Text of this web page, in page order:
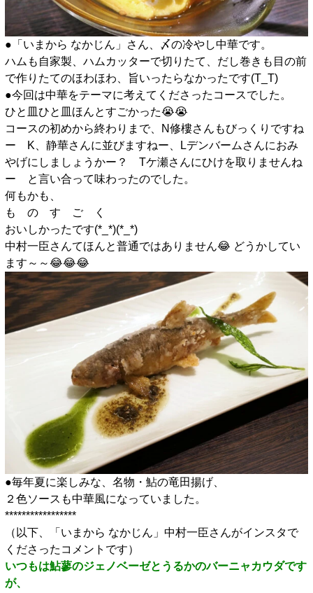
●「いまから なかじん」さん、〆の冷やし中華です。
ハムも自家製、ハムカッターで切りたて、だし巻きも目の前
で作りたてのほわほわ、旨いったらなかったです(T_T)
●今回は中華をテーマに考えてくださったコースでした。
ひと皿ひと皿ほんとすごかった😭😭
コースの初めから終わりまで、N修樓さんもびっくりですね
ー K、静華さんに並びますねー、Lデンバームさんにおみ
やげにしましょうかー？ Tケ瀬さんにひけを取りませんね
ー と言い合って味わったのでした。
何もかも、
も の す ご く
おいしかったです(*_*)(*_*)
中村一臣さんてほんと普通ではありません😂 どうかしてい
ます～～😂😂😂
●毎年夏に楽しみな、名物・鮎の竜田揚げ、
２色ソースも中華風になっていました。
*****************
（以下、「いまから なかじん」中村一臣さんがインスタで
くださったコメントです）
いつもは鮎蓼のジェノベーゼとうるかのバーニャカウダです
が、